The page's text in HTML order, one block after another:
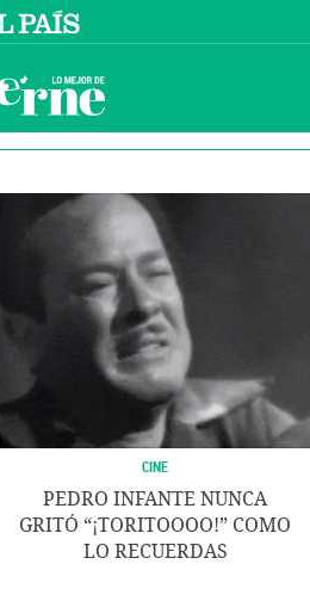
CINE
PEDRO INFANTE NUNCA
GRITÓ “¡TORITOOOO!” COMO
LO RECUERDAS